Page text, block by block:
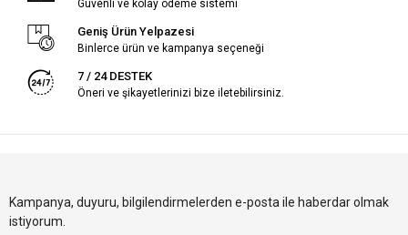
Güvenli ve kolay ödeme sistemi
Geniş Ürün Yelpazesi
Binlerce ürün ve kampanya seçeneği
7 / 24 DESTEK
Öneri ve şikayetlerinizi bize iletebilirsiniz.
Kampanya, duyuru, bilgilendirmelerden e-posta ile haberdar olmak
istiyorum.